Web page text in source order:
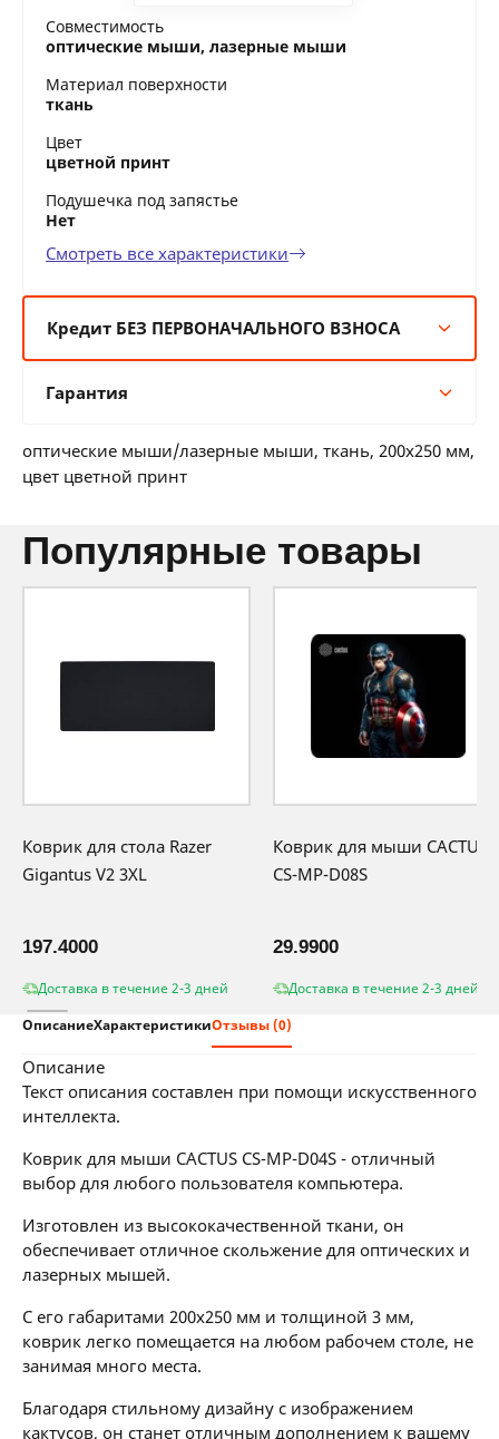
Совместимость
оптические мыши, лазерные мыши
Материал поверхности
ткань
Цвет
цветной принт
Подушечка под запястье
Нет
Смотреть все характеристики
Кредит БЕЗ ПЕРВОНАЧАЛЬНОГО ВЗНОСА
12 мес:2 BYN/мес
36 мес:1 BYN/мес
Гарантия
12 месяцев официальной гарантии от
производителя
оптические мыши/лазерные мыши, ткань, 200x250 мм,
цвет цветной принт
популярные товары
Коврик для стола Razer
Gigantus V2 3XL
197.4000
Доставка в течение 2-3 дней
Коврик для мыши CACTUS
CS-MP-D08S
29.9900
Доставка в течение 2-3 дней
ОписаниеХарактеристикиОтзывы (0)
описание
Текст описания составлен при помощи искусственного
интеллекта.
Коврик для мыши CACTUS CS-MP-D04S - отличный
выбор для любого пользователя компьютера.
Изготовлен из высококачественной ткани, он
обеспечивает отличное скольжение для оптических и
лазерных мышей.
С его габаритами 200х250 мм и толщиной 3 мм,
коврик легко помещается на любом рабочем столе, не
занимая много места.
Благодаря стильному дизайну с изображением
кактусов, он станет отличным дополнением к вашему